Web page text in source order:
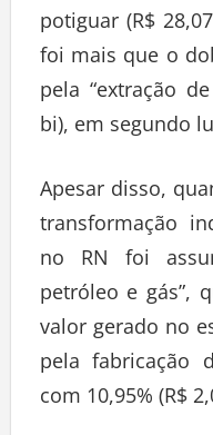
potiguar (R$
foi mais que o
pela “extração
bi), em segundo
Apesar disso,
transformação
no RN foi
petróleo e gás”,
valor gerado no
pela fabricação
com 10,95% (R$